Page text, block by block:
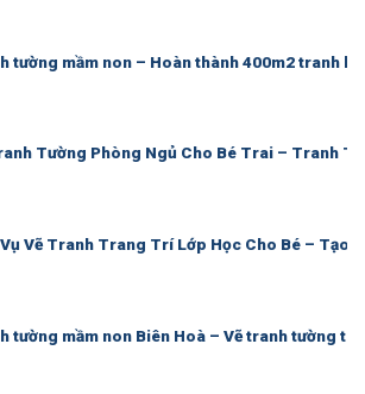
tường mầm non – Hoàn thành 400m2 tranh
Tường Phòng Ngủ Cho Bé Trai – Tranh
Vẽ Tranh Trang Trí Lớp Học Cho Bé – Tạo
tường mầm non Biên Hoà – Vẽ tranh tường